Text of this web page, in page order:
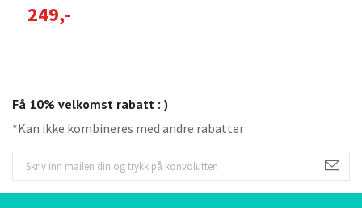
Få 10% velkomst rabatt : )
*Kan ikke kombineres med andre rabatter
249,-